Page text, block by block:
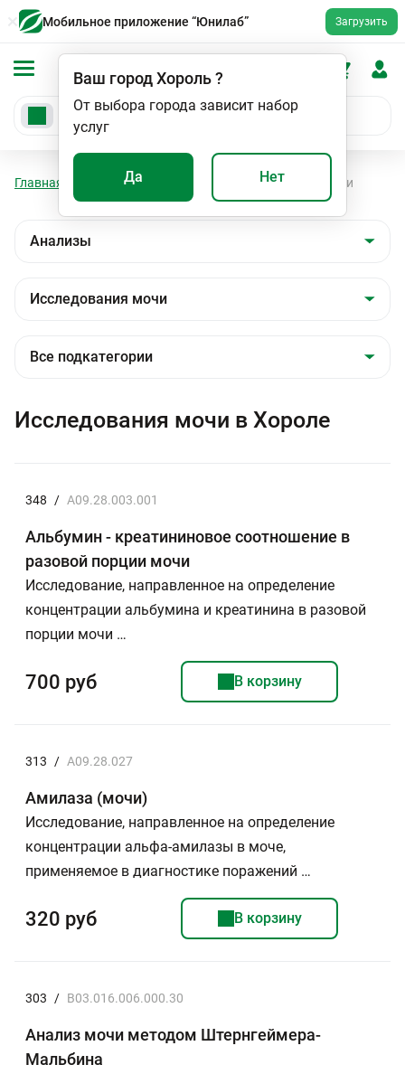
Мобильное приложение “Юнилаб” Загрузить
Ваш городХороль?
От выбора города зависит набор
услуг
Да Нет
Главная Анализы Исследования мочи
Исследования мочи в Хороле
348 / A09.28.003.001
Альбумин - креатининовое соотношение в
разовой порции мочи
Исследование, направленное на определение
концентрации альбумина и креатинина в разовой
порции мочи …
700 руб В корзину
313 / A09.28.027
Амилаза (мочи)
Исследование, направленное на определение
концентрации альфа-амилазы в моче,
применяемое в диагностике поражений …
320 руб В корзину
303 / B03.016.006.000.30
Анализ мочи методом Штернгеймера-
Мальбина